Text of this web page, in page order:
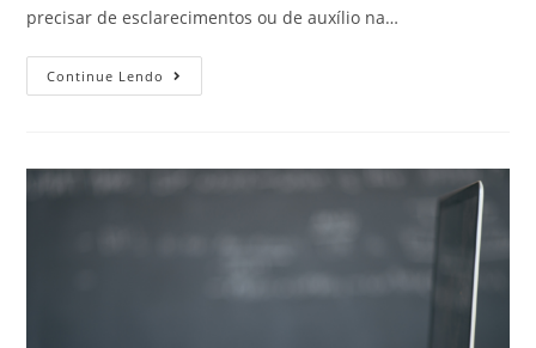
precisar de esclarecimentos ou de auxílio na…
Continue Lendo